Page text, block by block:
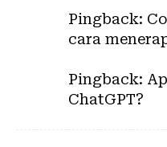
Pingback:
cara
Pingback:
ChatGPT?